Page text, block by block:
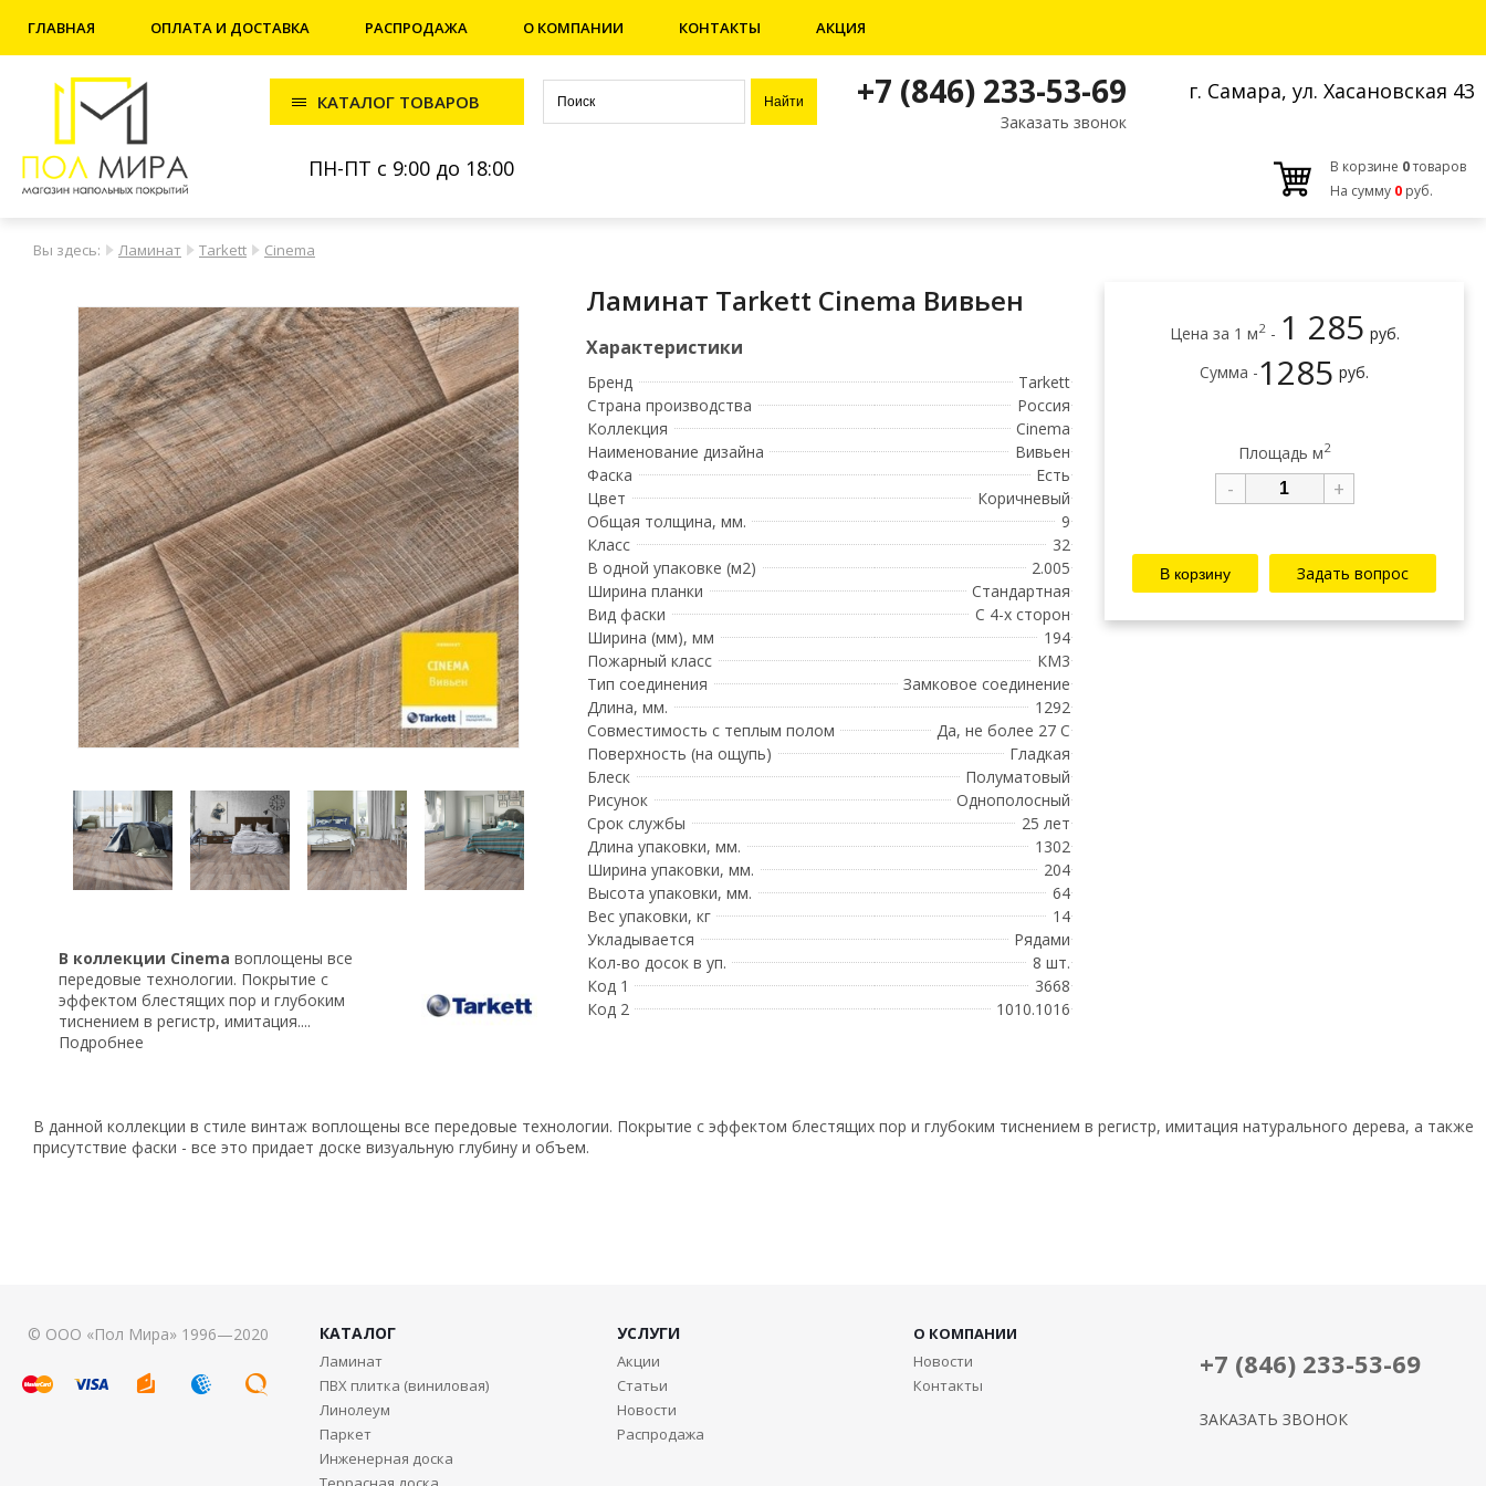
ГЛАВНАЯ ОПЛАТА И ДОСТАВКА РАСПРОДАЖА О КОМПАНИИ КОНТАКТЫ АКЦИЯ
КАТАЛОГ ТОВАРОВ +7 (846) 233-53-69
Заказать звонок
г. Самара, ул. Хасановская 43
ПН-ПТ с 9:00 до 18:00 В корзине 0товаров
На сумму 0 руб.
Вы здесь: Ламинат Tarkett Cinema
В коллекции Cinema воплощены все
передовые технологии. Покрытие с
эффектом блестящих пор и глубоким
тиснением в регистр, имитация....
Подробнее
Ламинат Tarkett Cinema Вивьен
Бренд
Tarkett
Страна производства
Россия
Коллекция
Cinema
Наименование дизайна
Вивьен
Фаска
Есть
Цвет
Коричневый
Общая толщина, мм.
9
Класс
32
В одной упаковке (м2)
2.005
Ширина планки
Стандартная
Вид фаски
С 4-х сторон
Ширина (мм), мм
194
Пожарный класс
КМ3
Тип соединения
Замковое соединение
Длина, мм.
1292
Совместимость с теплым полом
Да, не более 27 С
Поверхность (на ощупь)
Гладкая
Блеск
Полуматовый
Рисунок
Однополосный
Срок службы
25 лет
Длина упаковки, мм.
1302
Ширина упаковки, мм.
204
Высота упаковки, мм.
64
Вес упаковки, кг
14
Укладывается
Рядами
Кол-во досок в уп.
8 шт.
Код 1
3668
Код 2
1010.1016
Цена за 1 м2- 1 285 руб.
Сумма -1285 руб.
Площадь м2
- +
Задать вопрос
В данной коллекции в стиле винтаж воплощены все передовые технологии. Покрытие с эффектом блестящих пор и глубоким тиснением в регистр, имитация натурального дерева, а также
присутствие фаски - все это придает доске визуальную глубину и объем.
© ООО «Пол Мира» 1996—2020 КАТАЛОГ
Ламинат
ПВХ плитка (виниловая)
Линолеум
Паркет
Инженерная доска
УСЛУГИ
Акции
Статьи
Новости
Распродажа
О КОМПАНИИ
Новости
Контакты
+7 (846) 233-53-69
ЗАКАЗАТЬ ЗВОНОК